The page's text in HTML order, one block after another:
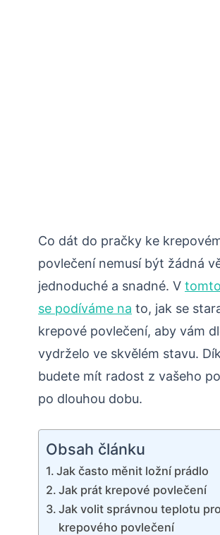
Co dát do pračky ke
povlečení nemusí být žádná
jednoduché a snadné. V
se podíváme na to, jak se
krepové povlečení, aby vám
vydrželo ve skvělém stavu.
budete mít radost z vašeho
po dlouhou dobu.
Obsah článku
Jak často měnit ložní prádlo
Jak prát krepové povlečení
Jak volit správnou teplotu
krepového povlečení